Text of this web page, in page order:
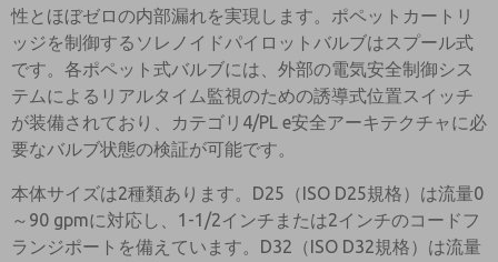
性とほぼゼロの内部漏れを実現します。ポペットカートリ
ッジを制御するソレノイドパイロットバルブはスプール式
です。各ポペット式バルブには、外部の電気安全制御シス
テムによるリアルタイム監視のための誘導式位置スイッチ
が装備されており、カテゴリ4/PL e安全アーキテクチャに必
要なバルブ状態の検証が可能です。
本体サイズは2種類あります。D25（ISO D25規格）は流量0
～90 gpmに対応し、1-1/2インチまたは2インチのコードフ
ランジポートを備えています。D32（ISO D32規格）は流量